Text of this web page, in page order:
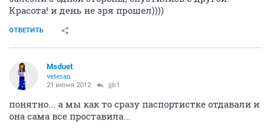
Красота! и день не зря прошел))))
ОТВЕТИТЬ
Msduet
veteran
21 июня 2012 jjb1
понятно... а мы как то сразу паспортистке отдавали и
она сама все проставила...